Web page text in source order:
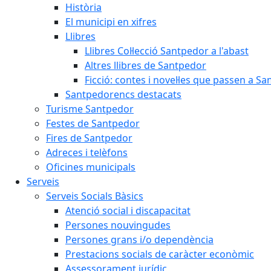
Història
El municipi en xifres
Llibres
Llibres Col·lecció Santpedor a l'abast
Altres llibres de Santpedor
Ficció: contes i novel·les que passen a
Santpedorencs destacats
Turisme Santpedor
Festes de Santpedor
Fires de Santpedor
Adreces i telèfons
Oficines municipals
Serveis
Serveis Socials Bàsics
Atenció social i discapacitat
Persones nouvingudes
Persones grans i/o dependència
Prestacions socials de caràcter econòmic